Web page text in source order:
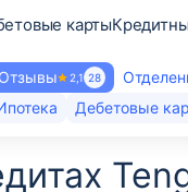
карты
Отзывы 2,1 28
Дебетовые